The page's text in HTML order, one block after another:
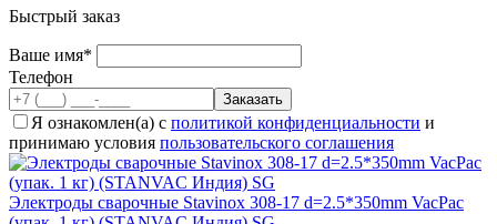
Быстрый заказ
Ваше имя*
Телефон
Я ознакомлен(а) с политикой конфиденциальности и
принимаю условия пользовательского соглашения
Электроды сварочные Stavinox 308-17 d=2.5*350mm VacPac